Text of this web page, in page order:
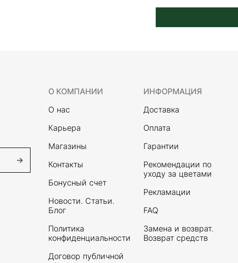
О КОМПАНИИ
О нас
Карьера
Магазины
Контакты
Бонусный счет
Новости. Статьи.
Блог
Политика
конфиденциальности
Договор публичной
ИНФОРМАЦИЯ
Доставка
Оплата
Гарантии
Рекомендации по
уходу за цветами
Рекламации
FAQ
Замена и возврат.
Возврат средств